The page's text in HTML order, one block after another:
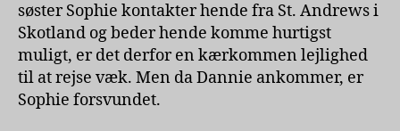
søster Sophie kontakter hende fra St. Andrews i
Skotland og beder hende komme hurtigst
muligt, er det derfor en kærkommen lejlighed
til at rejse væk. Men da Dannie ankommer, er
Sophie forsvundet.